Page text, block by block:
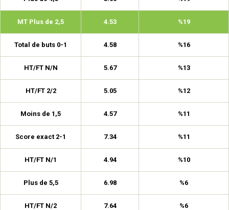
MT Plus de 2,5 4.53 %19
Total de buts 0-1 4.58 %16
HT/FT N/N 5.67 %13
HT/FT 2/2 5.05 %12
Moins de 1,5 4.57 %11
Score exact 2-1 7.34 %11
HT/FT N/1 4.94 %10
Plus de 5,5 6.98 %6
HT/FT N/2 7.64 %6